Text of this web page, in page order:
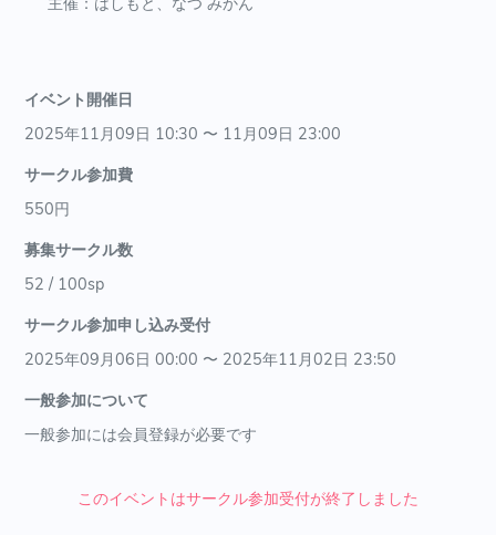
イベント開催日
2025年11月09日 10:30 〜 11月09日 23:00
サークル参加費
550円
募集サークル数
52 / 100sp
サークル参加申し込み受付
2025年09月06日 00:00 〜 2025年11月02日 23:50
一般参加について
一般参加には会員登録が必要です
このイベントはサークル参加受付が終了しました